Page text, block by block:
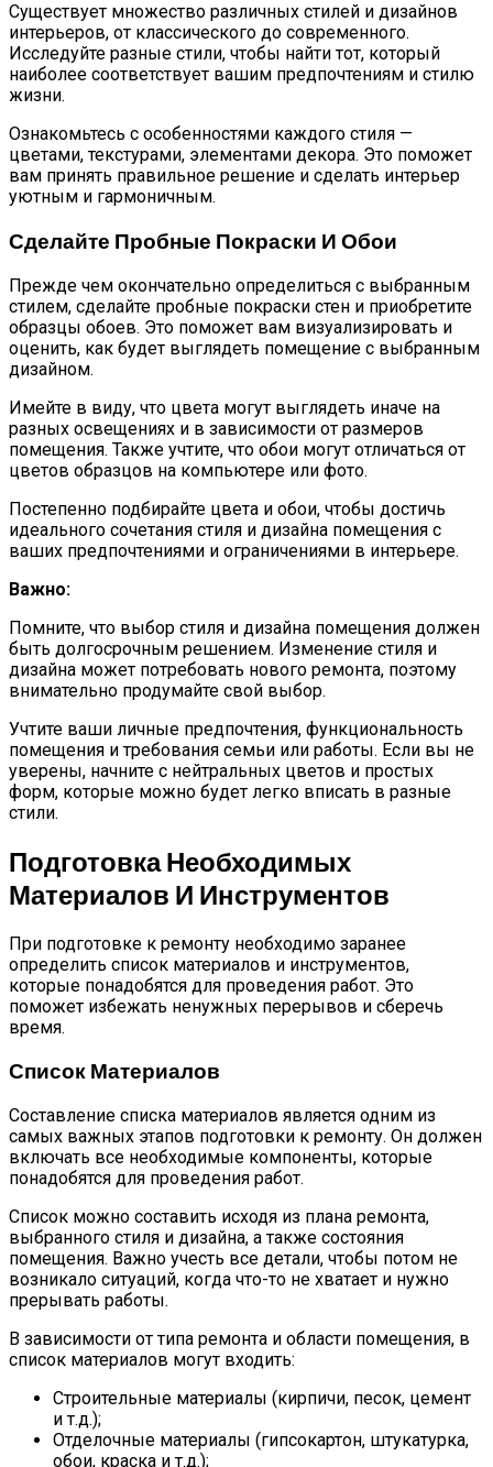
Существует множество различных стилей и дизайнов
интерьеров, от классического до современного.
Исследуйте разные стили, чтобы найти тот, который
наиболее соответствует вашим предпочтениям и стилю
жизни.
Ознакомьтесь с особенностями каждого стиля —
цветами, текстурами, элементами декора. Это поможет
вам принять правильное решение и сделать интерьер
уютным и гармоничным.
Сделайте Пробные Покраски И Обои
Прежде чем окончательно определиться с выбранным
стилем, сделайте пробные покраски стен и приобретите
образцы обоев. Это поможет вам визуализировать и
оценить, как будет выглядеть помещение с выбранным
дизайном.
Имейте в виду, что цвета могут выглядеть иначе на
разных освещениях и в зависимости от размеров
помещения. Также учтите, что обои могут отличаться от
цветов образцов на компьютере или фото.
Постепенно подбирайте цвета и обои, чтобы достичь
идеального сочетания стиля и дизайна помещения с
ваших предпочтениями и ограничениями в интерьере.
Важно:
Помните, что выбор стиля и дизайна помещения должен
быть долгосрочным решением. Изменение стиля и
дизайна может потребовать нового ремонта, поэтому
внимательно продумайте свой выбор.
Учтите ваши личные предпочтения, функциональность
помещения и требования семьи или работы. Если вы не
уверены, начните с нейтральных цветов и простых
форм, которые можно будет легко вписать в разные
стили.
Подготовка Необходимых
Материалов И Инструментов
При подготовке к ремонту необходимо заранее
определить список материалов и инструментов,
которые понадобятся для проведения работ. Это
поможет избежать ненужных перерывов и сберечь
время.
Список Материалов
Составление списка материалов является одним из
самых важных этапов подготовки к ремонту. Он должен
включать все необходимые компоненты, которые
понадобятся для проведения работ.
Список можно составить исходя из плана ремонта,
выбранного стиля и дизайна, а также состояния
помещения. Важно учесть все детали, чтобы потом не
возникало ситуаций, когда что-то не хватает и нужно
прерывать работы.
В зависимости от типа ремонта и области помещения, в
список материалов могут входить:
Строительные материалы (кирпичи, песок, цемент
и т.д.);
Отделочные материалы (гипсокартон, штукатурка,
обои, краска и т.д.);